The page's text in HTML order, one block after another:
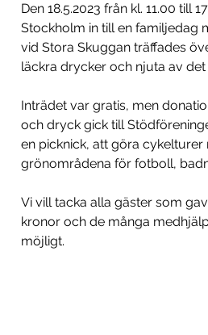
Den 18.5.2023 från kl. 11.00 till
Stockholm in till en familjedag
vid Stora Skuggan träffades
läckra drycker och njuta av
Inträdet var gratis, men
och dryck gick till
en picknick, att göra
grönområdena för fotboll,
Vi vill tacka alla gäster som
kronor och de många
möjligt.